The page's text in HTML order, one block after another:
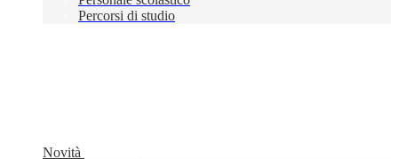
Percorsi di studio
Novità